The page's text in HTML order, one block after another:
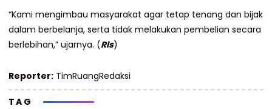
“Kami mengimbau masyarakat agar tetap tenang dan bijak
dalam berbelanja, serta tidak melakukan pembelian secara
berlebihan,” ujarnya. (Rls)
Reporter: TimRuangRedaksi
TAG